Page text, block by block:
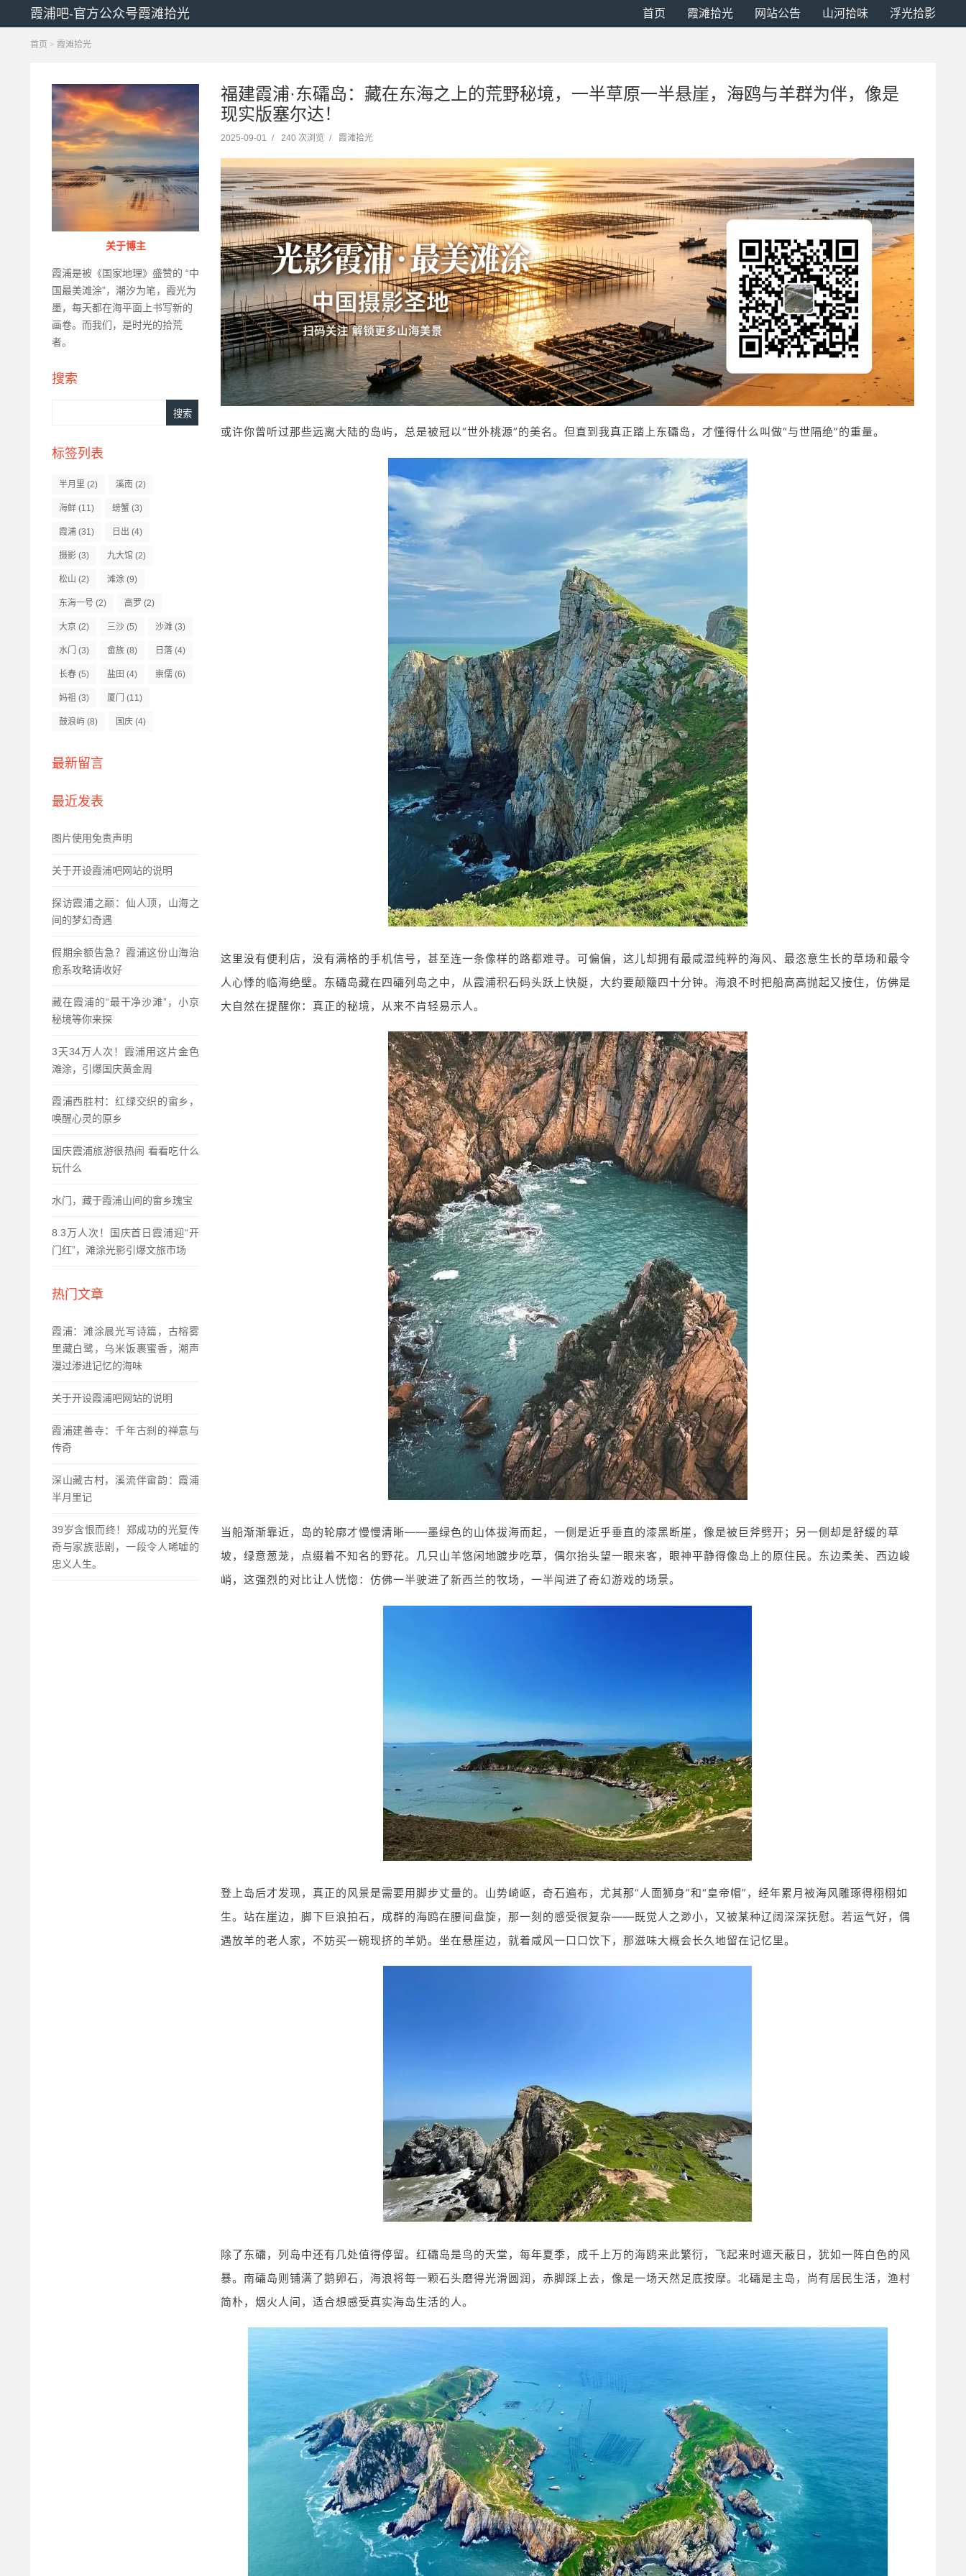
霞浦吧-官方公众号霞滩拾光 首页 霞滩拾光 网站公告 山河拾味 浮光拾影
首页 > 霞滩拾光
关于博主
霞浦是被《国家地理》盛赞的 “中
国最美滩涂”，潮汐为笔，霞光为
墨，每天都在海平面上书写新的
画卷。​而我们，是时光的拾荒
者。​
搜索
标签列表
半月里 (2) 溪南 (2)
海鲜 (11) 螃蟹 (3)
霞浦 (31) 日出 (4)
摄影 (3) 九大馆 (2)
松山 (2) 滩涂 (9)
东海一号 (2) 高罗 (2)
大京 (2) 三沙 (5) 沙滩 (3)
水门 (3) 畲族 (8) 日落 (4)
长春 (5) 盐田 (4) 崇儒 (6)
妈祖 (3) 厦门 (11)
鼓浪屿 (8) 国庆 (4)
最新留言
最近发表
图片使用免责声明
关于开设霞浦吧网站的说明
探访霞浦之巅：仙人顶，山海之
间的梦幻奇遇
假期余额告急？霞浦这份山海治
愈系攻略请收好
藏在霞浦的“最干净沙滩”，小京
秘境等你来探
3天34万人次！霞浦用这片金色
滩涂，引爆国庆黄金周
霞浦西胜村：红绿交织的畲乡，
唤醒心灵的原乡
国庆霞浦旅游很热闹 看看吃什么
玩什么
水门，藏于霞浦山间的畲乡瑰宝
8.3万人次！国庆首日霞浦迎“开
门红”，滩涂光影引爆文旅市场
热门文章
霞浦：滩涂晨光写诗篇，古榕雾
里藏白鹭，乌米饭裹蜜香，潮声
漫过渗进记忆的海味
关于开设霞浦吧网站的说明
霞浦建善寺：千年古刹的禅意与
传奇
深山藏古村，溪流伴畲韵：霞浦
半月里记
39岁含恨而终！郑成功的光复传
奇与家族悲剧，一段令人唏嘘的
忠义人生。
福建霞浦·东礵岛：藏在东海之上的荒野秘境，一半草原一半悬崖，海鸥与羊群为伴，像是
现实版塞尔达！
2025-09-01 / 240 次浏览 / 霞滩拾光
或许你曾听过那些远离大陆的岛屿，总是被冠以“世外桃源”的美名。但直到我真正踏上东礵岛，才懂得什么叫做“与世隔绝”的重量。
这里没有便利店，没有满格的手机信号，甚至连一条像样的路都难寻。可偏偏，这儿却拥有最咸湿纯粹的海风、最恣意生长的草场和最令
人心悸的临海绝壁。东礵岛藏在四礵列岛之中，从霞浦积石码头跃上快艇，大约要颠簸四十分钟。海浪不时把船高高抛起又接住，仿佛是
大自然在提醒你：真正的秘境，从来不肯轻易示人。
当船渐渐靠近，岛的轮廓才慢慢清晰——墨绿色的山体拔海而起，一侧是近乎垂直的漆黑断崖，像是被巨斧劈开；另一侧却是舒缓的草
坡，绿意葱茏，点缀着不知名的野花。几只山羊悠闲地踱步吃草，偶尔抬头望一眼来客，眼神平静得像岛上的原住民。东边柔美、西边峻
峭，这强烈的对比让人恍惚：仿佛一半驶进了新西兰的牧场，一半闯进了奇幻游戏的场景。
登上岛后才发现，真正的风景是需要用脚步丈量的。山势崎岖，奇石遍布，尤其那“人面狮身”和“皇帝帽”，经年累月被海风雕琢得栩栩如
生。站在崖边，脚下巨浪拍石，成群的海鸥在腰间盘旋，那一刻的感受很复杂——既觉人之渺小，又被某种辽阔深深抚慰。若运气好，偶
遇放羊的老人家，不妨买一碗现挤的羊奶。坐在悬崖边，就着咸风一口口饮下，那滋味大概会长久地留在记忆里。
除了东礵，列岛中还有几处值得停留。红礵岛是鸟的天堂，每年夏季，成千上万的海鸥来此繁衍，飞起来时遮天蔽日，犹如一阵白色的风
暴。南礵岛则铺满了鹅卵石，海浪将每一颗石头磨得光滑圆润，赤脚踩上去，像是一场天然足底按摩。北礵是主岛，尚有居民生活，渔村
简朴，烟火人间，适合想感受真实海岛生活的人。